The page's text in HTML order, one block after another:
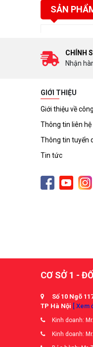
SẢN
CHÍNH
Nhận
GIỚI THIỆU
Giới thiệu về
Thông tin liên hệ
Thông tin tuyển
Tin tức
CƠ SỞ 1 -
Số 10 Ngõ
TP Hà Nội [ Xem
Kinh doanh:
Kinh doanh: